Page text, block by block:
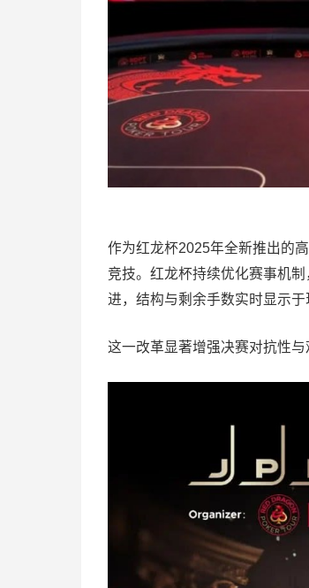
作为红龙杯2025年全新推出的
竞技。红龙杯持续优化赛事机
进，结构与剩余手数实时显示于
这一改革显著增强决赛对抗性